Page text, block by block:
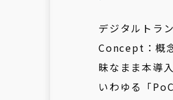
デジタルトラ
Concept：概
昧なまま本導
いわゆる「